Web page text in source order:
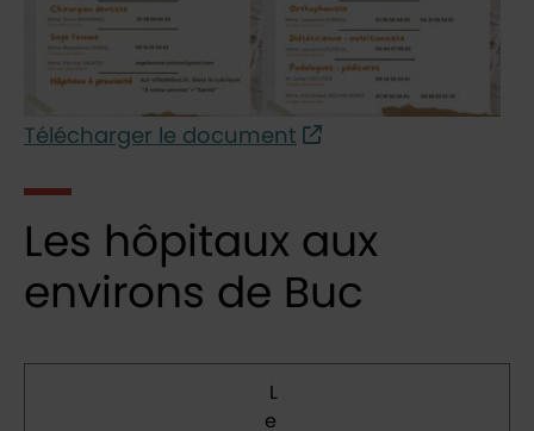
Télécharger le document
Les hôpitaux aux
environs de Buc
e